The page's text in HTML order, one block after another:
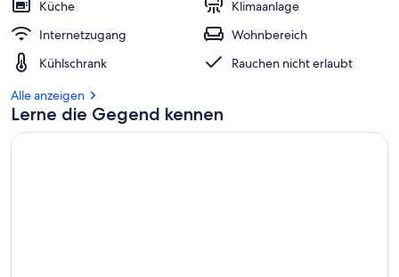
Küche
Klimaanlage
Internetzugang
Wohnbereich
Kühlschrank
Rauchen nicht erlaubt
Alle anzeigen
Lerne die Gegend kennen